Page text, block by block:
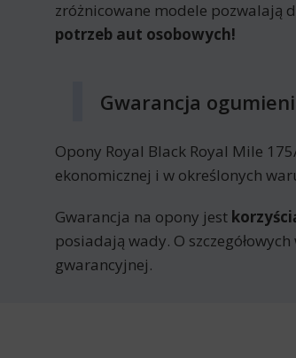
zróżnicowane modele pozwalają
potrzeb aut osobowych!
Gwarancja
Opony Royal Black Royal Mile
ekonomicznej i w określonych
Gwarancja na opony jest
posiadają wady. O
gwarancyjnej.